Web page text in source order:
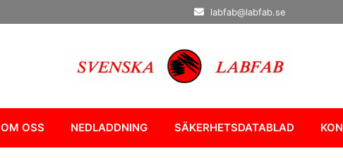
labfab@labfab.se
OM OSS NEDLADDNING SÄKERHETSDATABLAD